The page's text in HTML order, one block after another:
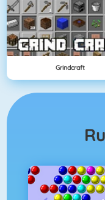
Grindcraft